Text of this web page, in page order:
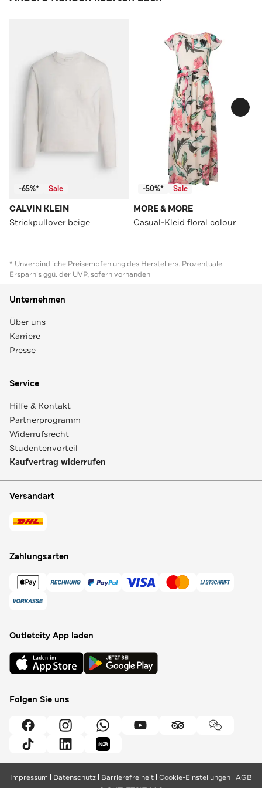
-65%* Sale
CALVIN KLEIN
Strickpullover beige
-50%* Sale
MORE & MORE
Casual-Kleid floral colour
* Unverbindliche Preisempfehlung des Herstellers. Prozentuale
Ersparnis ggü. der UVP, sofern vorhanden
Unternehmen
Über uns
Karriere
Presse
Service
Hilfe & Kontakt
Partnerprogramm
Widerrufsrecht
Studentenvorteil
Kaufvertrag widerrufen
Versandart
Zahlungsarten
Outletcity App laden
Folgen Sie uns
Impressum Datenschutz Barrierefreiheit Cookie-Einstellungen AGB